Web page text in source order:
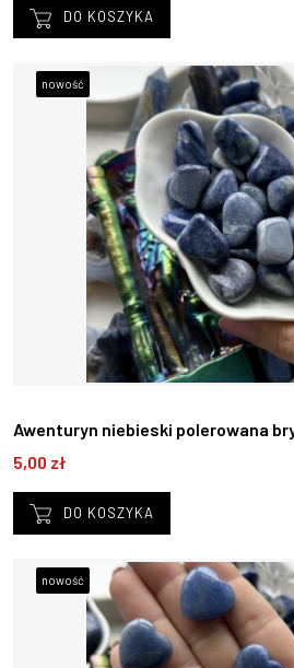
DO KOSZYKA
Awenturyn niebieski polerowana
5,00 zł
DO KOSZYKA
nowość
nowość